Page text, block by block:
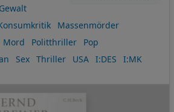
Gewalt
Massenmörder
Mord Politthriller
Pop
Sex Thriller USA I:DES I:MK